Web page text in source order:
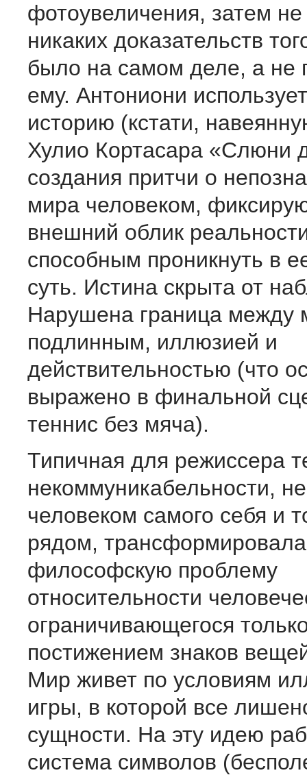
фотоувеличения, затем
никаких доказательств
было на самом деле, а не
ему. Антониони
историю (кстати,
Хулио Кортасара «Слюни
создания притчи о
мира человеком,
внешний облик
способным проникнуть в
суть. Истина скрыта от
Нарушена граница
подлинным, иллюзией и
действительностью (что
выражено в финальной
теннис без мяча).
Типичная для режиссера
некоммуникабельности,
человеком самого себя и
рядом,
философскую проблему
относительности
ограничивающегося
постижением знаков
Мир живет по условиям
игры, в которой все
сущности. На эту идею
система символов